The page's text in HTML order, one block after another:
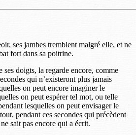
ses jambes tremblent malgré elle, et ne
fort dans sa poitrine.
ses doigts, la regarde encore, comme
qui n’existeront plus jamais
on peut encore imaginer le
on peut espérer tel mot, ou telle
lesquelles on peut envisager le
pendant ces secondes qui précèdent
sait pas encore qui a écrit.